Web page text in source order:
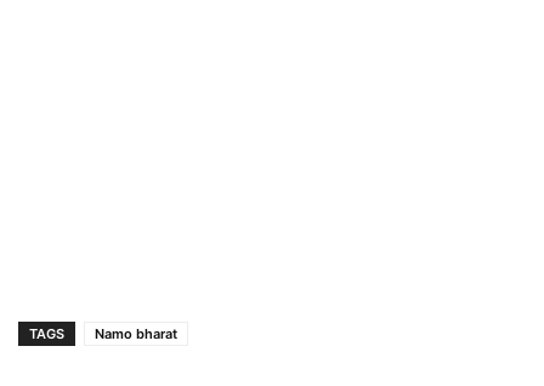
TAGS Namo bharat